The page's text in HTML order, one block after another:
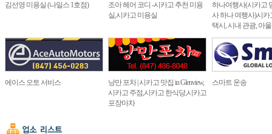
김선영 미용실 (나일스 1호점)
조아 헤어 코디 -시카고 추천 미용
실,시카고 미용실
하나여행사(시카고
사 하나 여행사)시카
택시, 시내 관광, 아
에이스 오토 서비스
낭만 포차 | 시카고 맛집 in Glenview,
시카고 주점,시카고 한식당,시카고
포장마차
스마트 운송